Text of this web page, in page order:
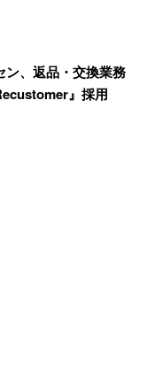
ン、返品・交換業務
』採用